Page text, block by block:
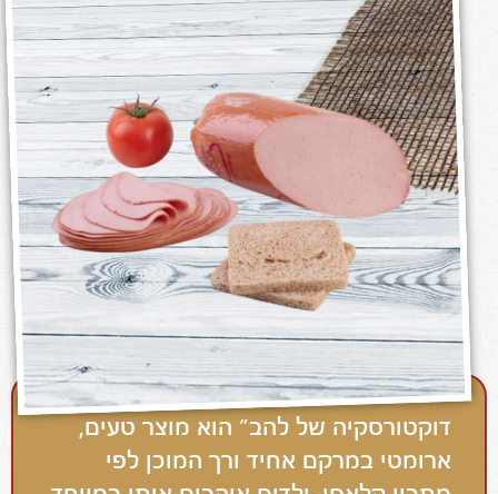
דוקטורסקיה של להב” הוא מוצר טעים,
ארומטי במרקם אחיד ורך המוכן לפי